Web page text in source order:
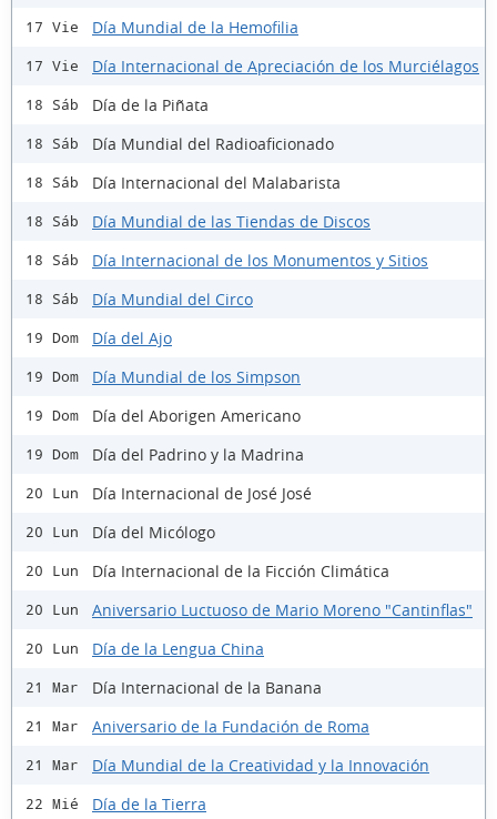
17 Vie Día Mundial de la Hemofilia
17 Vie Día Internacional de Apreciación de los Murciélagos
18 Sáb Día de la Piñata
18 Sáb Día Mundial del Radioaficionado
18 Sáb Día Internacional del Malabarista
18 Sáb Día Mundial de las Tiendas de Discos
18 Sáb Día Internacional de los Monumentos y Sitios
18 Sáb Día Mundial del Circo
19 Dom Día del Ajo
19 Dom Día Mundial de los Simpson
19 Dom Día del Aborigen Americano
19 Dom Día del Padrino y la Madrina
20 Lun Día Internacional de José José
20 Lun Día del Micólogo
20 Lun Día Internacional de la Ficción Climática
20 Lun Aniversario Luctuoso de Mario Moreno "Cantinflas"
20 Lun Día de la Lengua China
21 Mar Día Internacional de la Banana
21 Mar Aniversario de la Fundación de Roma
21 Mar Día Mundial de la Creatividad y la Innovación
22 Mié Día de la Tierra